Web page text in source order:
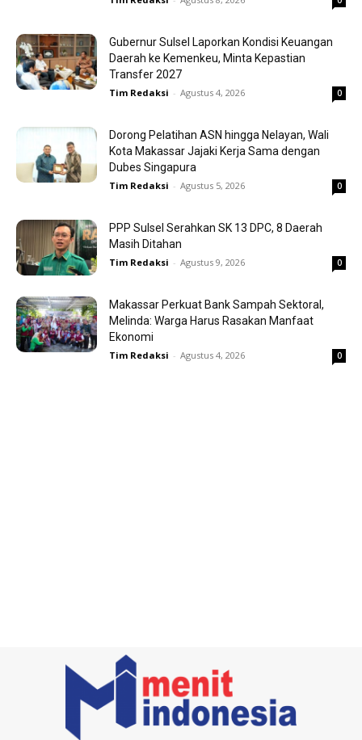
Gubernur Sulsel Laporkan Kondisi Keuangan
Daerah ke Kemenkeu, Minta Kepastian
Transfer 2027
Tim Redaksi - Agustus 4, 2026 0
Dorong Pelatihan ASN hingga Nelayan, Wali
Kota Makassar Jajaki Kerja Sama dengan
Dubes Singapura
Tim Redaksi - Agustus 5, 2026 0
PPP Sulsel Serahkan SK 13 DPC, 8 Daerah
Masih Ditahan
Tim Redaksi - Agustus 9, 2026 0
Makassar Perkuat Bank Sampah Sektoral,
Melinda: Warga Harus Rasakan Manfaat
Ekonomi
Tim Redaksi - Agustus 4, 2026 0